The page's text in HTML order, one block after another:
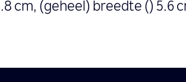
cm, (geheel) breedte () 5.6